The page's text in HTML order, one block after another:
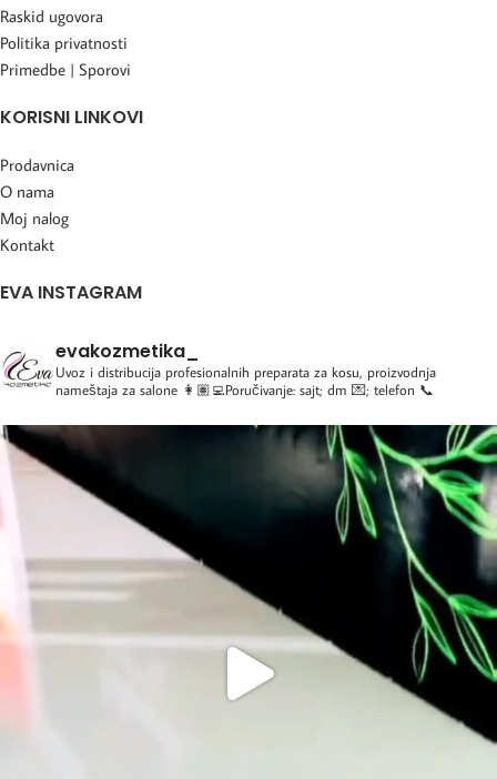
Raskid ugovora
Politika privatnosti
Primedbe | Sporovi
KORISNI LINKOVI
Prodavnica
O nama
Moj nalog
Kontakt
EVA INSTAGRAM
evakozmetika_
Uvoz i distribucija profesionalnih preparata za kosu, proizvodnja
nameštaja za salone 👩🏽‍💻Poručivanje: sajt; dm 💌; telefon 📞